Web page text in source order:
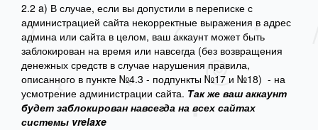
2.2 a) В случае, если вы допустили в переписке с
администрацией сайта некорректные выражения в адрес
админа или сайта в целом, ваш аккаунт может быть
заблокирован на время или навсегда (без возвращения
денежных средств в случае нарушения правила,
описанного в пункте №4.3 - подпункты №17 и №18) - на
усмотрение администрации сайта. Так же ваш аккаунт
будет заблокирован навсегда на всех сайтах
системы vrelaxe